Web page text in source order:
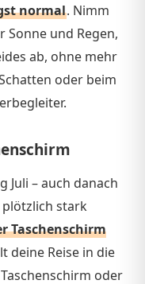
normal. Nimm
und Regen,
ab, ohne mehr
oder beim
Juli – auch danach
plötzlich stark
Taschenschirm
deine Reise in die
oder